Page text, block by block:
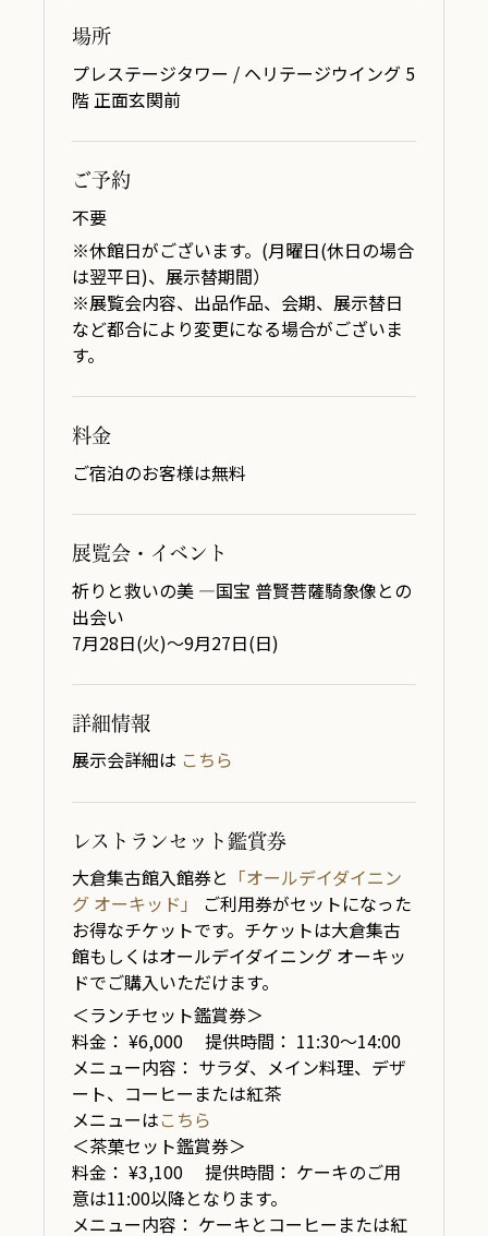
場所
プレステージタワー / ヘリテージウイング 5
階 正面玄関前
ご予約
不要
※休館日がございます。(月曜日(休日の場合
は翌平日)、展示替期間）
※展覧会内容、出品作品、会期、展示替日
など都合により変更になる場合がございま
す。
料金
ご宿泊のお客様は無料
展覧会・イベント
祈りと救いの美 ―国宝 普賢菩薩騎象像との
出会い
7月28日(火)～9月27日(日)
詳細情報
展示会詳細は こちら
レストランセット鑑賞券
大倉集古館入館券と 「オールデイダイニン
グ オーキッド」
ご利用券がセットになった
お得なチケットです。チケットは大倉集古
館もしくはオールデイダイニング オーキッ
ドでご購入いただけます。
＜ランチセット鑑賞券＞
料金： ¥6,000
提供時間： 11:30～14:00
メニュー内容： サラダ、メイン料理、デザ
ート、コーヒーまたは紅茶
メニューはこちら
＜茶菓セット鑑賞券＞
料金： ¥3,100
提供時間： ケーキのご用
意は11:00以降となります。
メニュー内容： ケーキとコーヒーまたは紅